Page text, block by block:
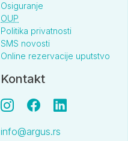
Osiguranje
OUP
Politika privatnosti
SMS novosti
Online rezervacije uputstvo
Kontakt
info@argus.rs